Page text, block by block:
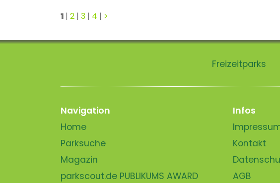
1 | 2 | 3 | 4 | >
Freizeitparks
Navigation
Home
Parksuche
Magazin
parkscout.de PUBLIKUMS AWARD
Infos
Kontakt
AGB